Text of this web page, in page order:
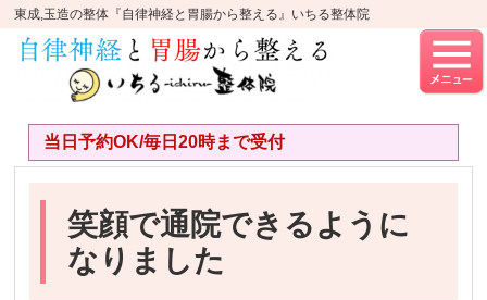
東成,玉造の整体『自律神経と胃腸から整える』いちる整体院
当日予約OK/毎日20時まで受付
笑顔で通院できるように
なりました